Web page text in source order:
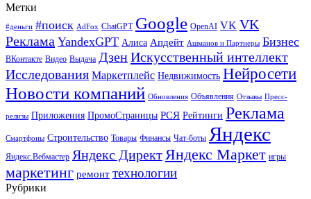
Метки
#деньги #поиск AdFox ChatGPT Google OpenAI VK VK
Реклама YandexGPT Алиса Апдейт Ашманов и Партнеры Бизнес
ВКонтакте Видео Выдача ДзенИскусственный интеллект
Исследования Маркетплейс Недвижимость Нейросети
Новости компаний Обновления Объявления Отзывы Пресс-
релизы Приложения ПромоСтраницы РСЯ Рейтинги Реклама
Смартфоны Строительство Товары Финансы Чат-боты Яндекс
Яндекс.Вебмастер Яндекс Директ Яндекс Маркет игры
маркетинг ремонт технологии
Рубрики